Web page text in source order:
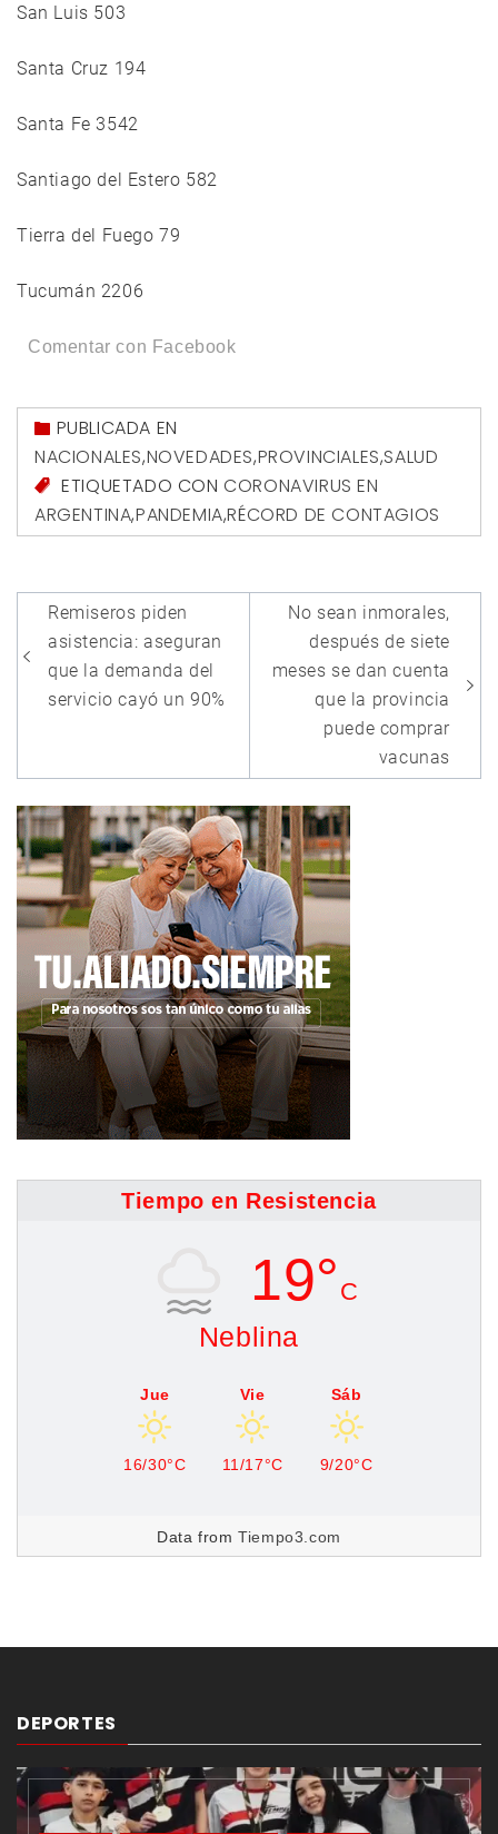
San Luis 503
Santa Cruz 194
Santa Fe 3542
Santiago del Estero 582
Tierra del Fuego 79
Tucumán 2206
Comentar con Facebook
PUBLICADA EN
NACIONALES,NOVEDADES,PROVINCIALES,SALUD
ETIQUETADO CONCORONAVIRUS EN
ARGENTINA,PANDEMIA,RÉCORD DE CONTAGIOS
Navegación
de
entradas
Remiseros piden
asistencia: aseguran
que la demanda del
servicio cayó un 90%
No sean inmorales,
después de siete
meses se dan cuenta
que la provincia
puede comprar
vacunas
Tiempo en Resistencia
19° C
Neblina
Jue
16/30°C
Vie
11/17°C
Sáb
9/20°C
Data fromTiempo3.com
DEPORTES